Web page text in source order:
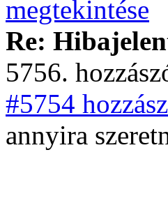
Re:
5756.
#5754
annyira